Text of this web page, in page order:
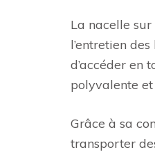
La nacelle
l’entretien
d’accéder en
polyvalente
Grâce à sa
transporter